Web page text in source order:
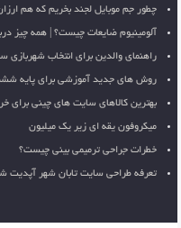
چطور جم موبایل لجند بخریم که هم
آلومینیوم ضایعات چیست؟ | همه چیز
راهنمای والدین برای انتخاب
روش های جدید آموزشی برای پایه
بهترین کالاهای سایت های چینی برای
میکروفون یقه ای زیر یک میلیون
خطرات جراحی ترمیمی بینی چیست؟
تعرفه طراحی سایت تابان شهر آپدیت